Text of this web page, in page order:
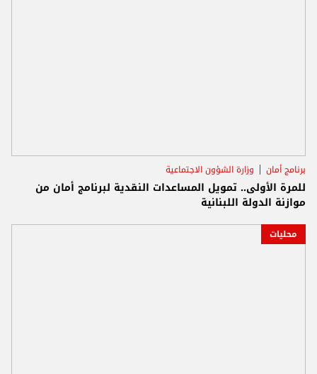
برنامج أمان وزارة الشؤون الاجتماعية
للمرة الأولى.. تمويل المساعدات النقدية لبرنامج أمان من
موازنة الدولة اللبنانية
محليات